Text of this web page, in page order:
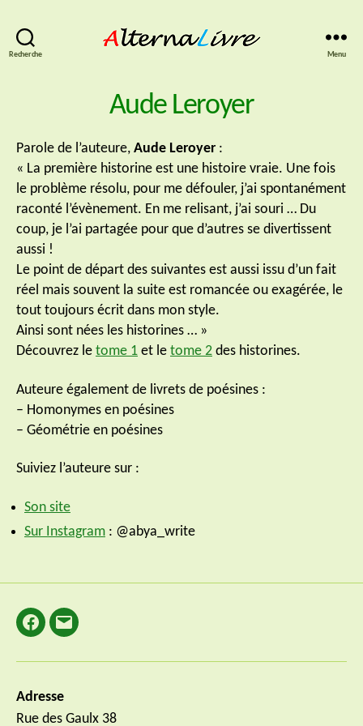
Recherche Menu
Aude Leroyer
Parole de l’auteure, Aude Leroyer :
« La première historine est une histoire vraie. Une fois
le problème résolu, pour me défouler, j’ai spontanément
raconté l’évènement. En me relisant, j’ai souri … Du
coup, je l’ai partagée pour que d’autres se divertissent
aussi !
Le point de départ des suivantes est aussi issu d’un fait
réel mais souvent la suite est romancée ou exagérée, le
tout toujours écrit dans mon style.
Ainsi sont nées les historines … »
Découvrez le tome 1 et le tome 2 des historines.
Auteure également de livrets de poésines :
– Homonymes en poésines
– Géométrie en poésines
Suiviez l’auteure sur :
Son site
Sur Instagram : @abya_write
Facebook
E-
Adresse
Rue des Gaulx 38